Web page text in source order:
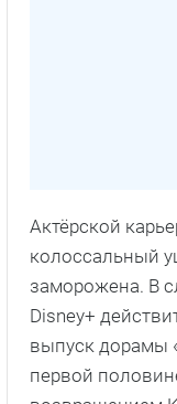
Актёрской
колоссальный
заморожена. В
Disney+
выпуск дорамы
первой